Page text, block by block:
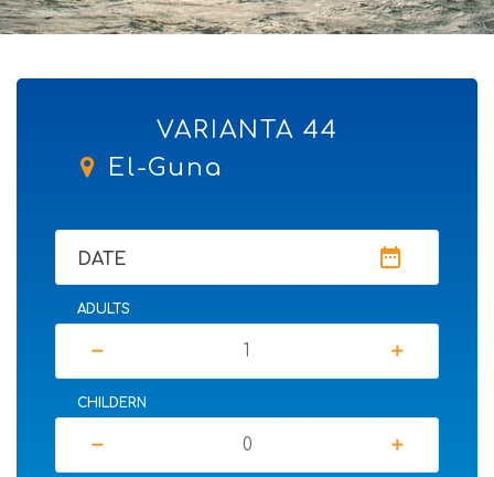
VARIANTA 44
El-Guna
DATE date_range
add
remove
ADULTS
add
remove
CHILDERN